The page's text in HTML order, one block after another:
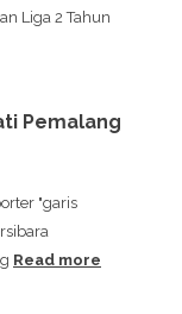
Liga 2 Tahun
Pemalang
"garis
Read more